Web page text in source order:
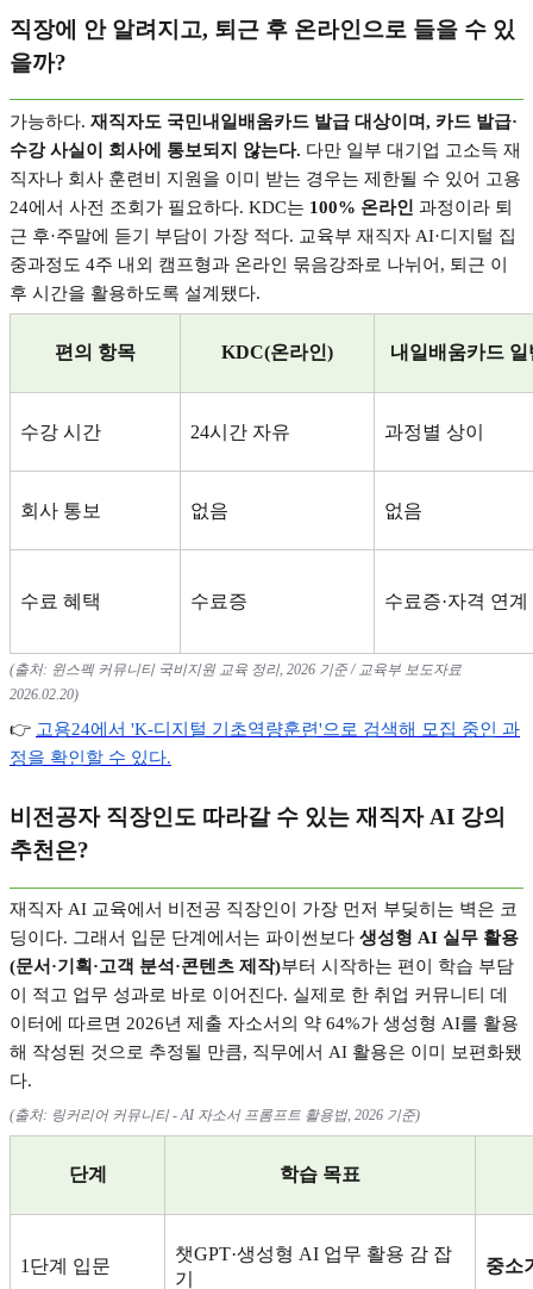
직장에 안 알려지고, 퇴근 후 온라인으로 들을 수 있
을까?
가능하다. 재직자도 국민내일배움카드 발급 대상이며, 카드 발급·
수강 사실이 회사에 통보되지 않는다. 다만 일부 대기업 고소득 재
직자나 회사 훈련비 지원을 이미 받는 경우는 제한될 수 있어 고용
24에서 사전 조회가 필요하다. KDC는 100% 온라인 과정이라 퇴
근 후·주말에 듣기 부담이 가장 적다. 교육부 재직자 AI·디지털 집
중과정도 4주 내외 캠프형과 온라인 묶음강좌로 나뉘어 , 퇴근 이
후 시간을 활용하도록 설계됐다.
편의 항목 KDC(온라인) 내일배움카드 일
수강 시간 24시간 자유 과정별 상이
회사 통보 없음 없음
수료 혜택 수료증 수료증·자격 연계
(출처: 윈스펙 커뮤니티 국비지원 교육 정리, 2026 기준/ 교육부 보도자료
2026.02.20)
👉 고용24에서 'K-디지털 기초역량훈련'으로 검색해 모집 중인 과
정을 확인할 수 있다.
비전공자 직장인도 따라갈 수 있는 재직자AI 강의
추천은?
재직자 AI 교육에서 비전공 직장인이 가장 먼저 부딪히는 벽은 코
딩이다. 그래서 입문 단계에서는 파이썬보다 생성형 AI 실무 활용
(문서 ·기획 ·고객 분석·콘텐츠 제작)부터 시작하는 편이 학습 부담
이 적고 업무 성과로 바로 이어진다. 실제로 한 취업 커뮤니티 데
이터에 따르면 2026년 제출 자소서의 약 64%가 생성형 AI를 활용
해 작성된 것으로 추정될 만큼, 직무에서 AI 활용은 이미 보편화됐
다.
(출처: 링커리어 커뮤니티- AI 자소서 프롬프트 활용법, 2026 기준)
단계 학습 목표
1 단계 입문
챗GPT·생성형 AI 업무 활용 감 잡
기
중소